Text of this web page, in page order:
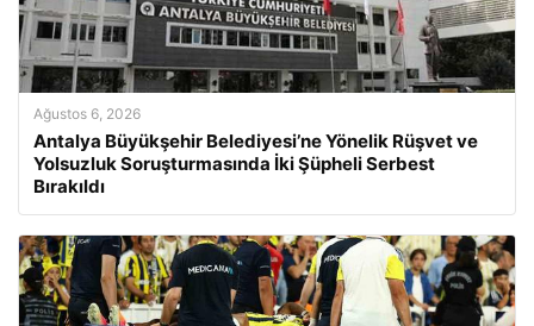
Ağustos 6, 2026
Antalya Büyükşehir Belediyesi’ne Yönelik Rüşvet ve
Yolsuzluk Soruşturmasında İki Şüpheli Serbest
Bırakıldı